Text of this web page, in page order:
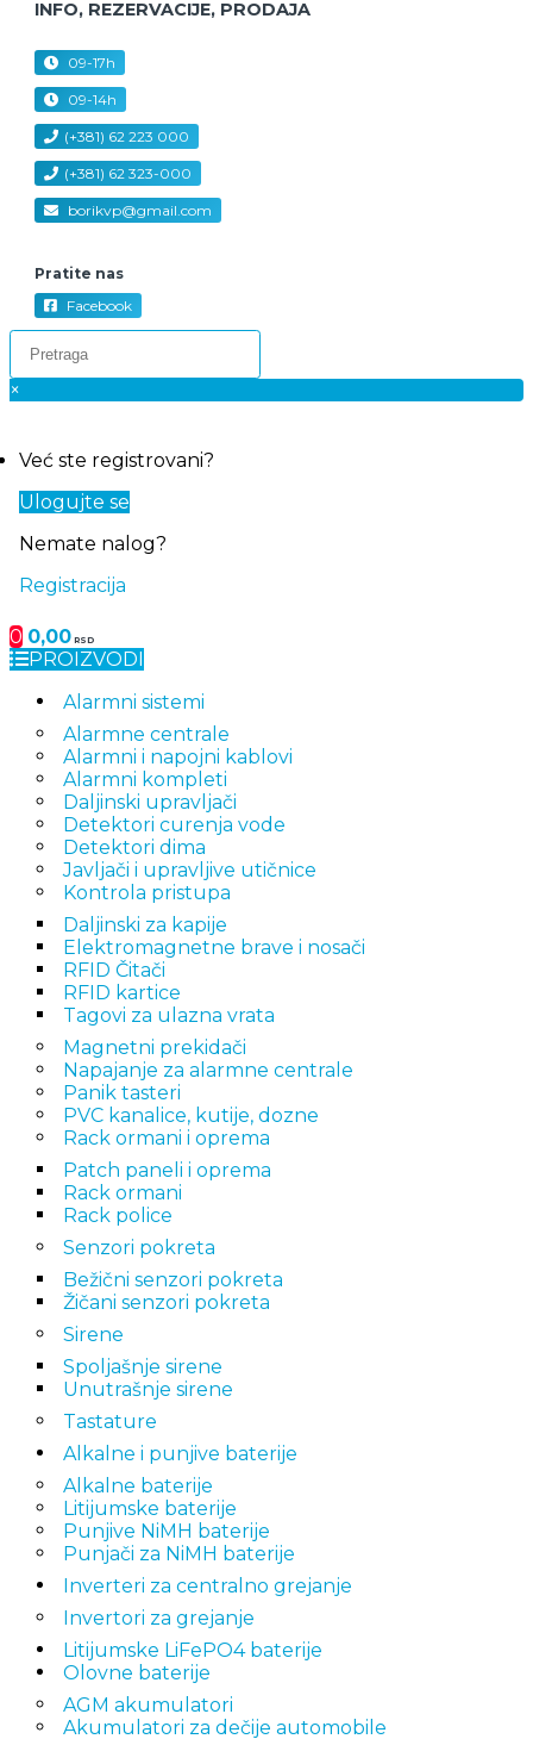
INFO, REZERVACIJE, PRODAJA
09-17h
09-14h
(+381) 62 223 000
(+381) 62 323-000
borikvp@gmail.com
Pratite nas
Facebook
×
Već ste registrovani?
Ulogujte se
Nemate nalog?
Registracija
0 0,00 RSD
PROIZVODI
Alarmni sistemi
Alarmne centrale
Alarmni i napojni kablovi
Alarmni kompleti
Daljinski upravljači
Detektori curenja vode
Detektori dima
Javljači i upravljive utičnice
Kontrola pristupa
Daljinski za kapije
Elektromagnetne brave i nosači
RFID Čitači
RFID kartice
Tagovi za ulazna vrata
Magnetni prekidači
Napajanje za alarmne centrale
Panik tasteri
PVC kanalice, kutije, dozne
Rack ormani i oprema
Patch paneli i oprema
Rack ormani
Rack police
Senzori pokreta
Bežični senzori pokreta
Žičani senzori pokreta
Sirene
Spoljašnje sirene
Unutrašnje sirene
Tastature
Alkalne i punjive baterije
Alkalne baterije
Litijumske baterije
Punjive NiMH baterije
Punjači za NiMH baterije
Inverteri za centralno grejanje
Invertori za grejanje
Litijumske LiFePO4 baterije
Olovne baterije
AGM akumulatori
Akumulatori za dečije automobile